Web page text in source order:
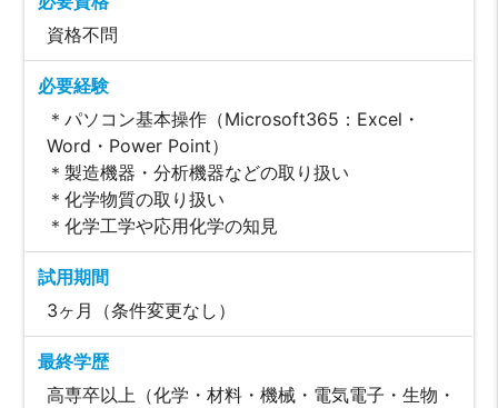
資格不問
必要経験
＊パソコン基本操作（Microsoft365：Excel・
Word・Power Point）
＊製造機器・分析機器などの取り扱い
＊化学物質の取り扱い
＊化学工学や応用化学の知見
試用期間
3ヶ月（条件変更なし）
最終学歴
高専卒以上（化学・材料・機械・電気電子・生物・